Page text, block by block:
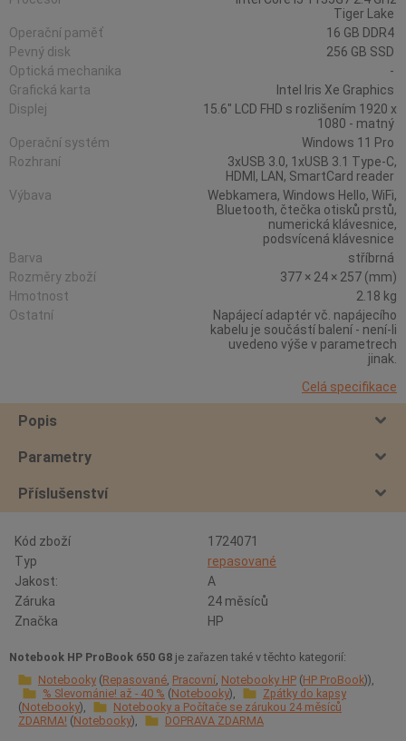
Tiger Lake
Operační paměť
16 GB DDR4
Pevný disk
256 GB SSD
Optická mechanika
-
Grafická karta
Intel Iris Xe Graphics
Displej
15.6" LCD FHD s rozlišením 1920 x
1080 - matný
Operační systém
Windows 11 Pro
Rozhraní
3xUSB 3.0, 1xUSB 3.1 Type-C,
HDMI, LAN, SmartCard reader
Výbava
Webkamera, Windows Hello, WiFi,
Bluetooth, čtečka otisků prstů,
numerická klávesnice,
podsvícená klávesnice
Barva
stříbrná
Rozměry zboží
377 × 24 × 257 (mm)
Hmotnost
2.18 kg
Ostatní
Napájecí adaptér vč. napájecího
kabelu je součástí balení - není-li
uvedeno výše v parametrech
jinak.
Celá specifikace
Popis
Parametry
Příslušenství
Kód zboží
1724071
Typ
repasované
Jakost:
A
Záruka
24 měsíců
Značka
HP
Notebook HP ProBook 650 G8 je zařazen také v těchto kategorií:
Notebooky Repasované Pracovní Notebooky HP HP ProBook
% Slevománie! až - 40 % Notebooky
Zpátky do kapsy
Notebooky
Notebooky a Počítače se zárukou 24 měsíců
ZDARMA! Notebooky DOPRAVA ZDARMA